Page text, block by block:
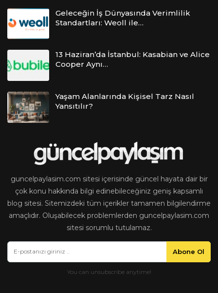
Geleceğin İş Dünyasında Verimlilik
Standartları: Weoll ile…
13 Haziran’da İstanbul: Kasabian ve Alice
Cooper Aynı…
Yaşam Alanlarında Kişisel Tarz Nasıl
Yansıtılır?
guncelpaylasim.com sitesi içerisinde güncel hayata dair bir
çok konu hakkında bilgi edinebileceğiniz geniş kapsamlı
blog sitesi. Sitemizdeki tüm içerikler tamamen bilgilendirme
amaçlıdır. Oluşabilecek problemlerden guncelpaylasim.com
sitesi sorumlu tutulamaz.
Abone Ol